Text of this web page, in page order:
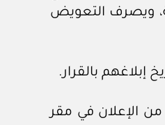
ويصرف التعويض
الإعلان في مقر